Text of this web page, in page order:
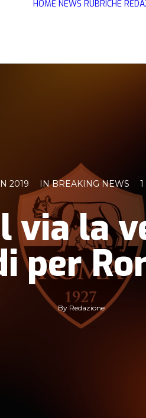
HOME NEWS RUBRICHE
2019 INBREAKING NEWS
via la
per
By Redazione